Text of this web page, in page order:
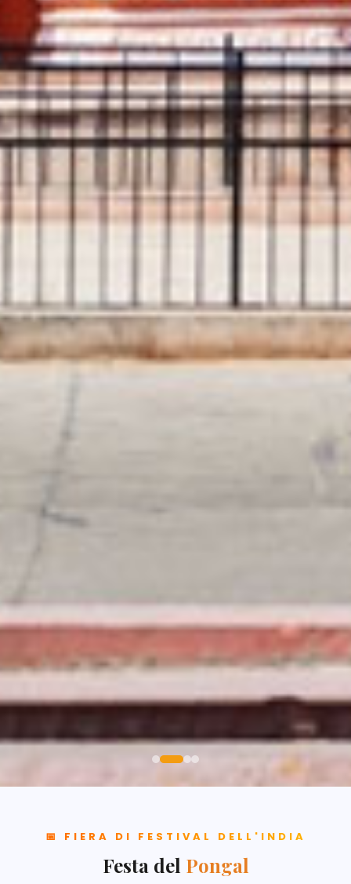
📅 FIERA DI FESTIVAL DELL'INDIA
Festa del Pongal